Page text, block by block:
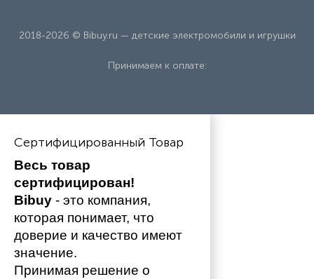
2018-2026 © Bibuy.ru — детские электромобили и игрушки
Принимаем к оплате:
Сертифицированный Товар
Весь товар
сертифицирован!
Bibuy - это компания,
которая понимает, что
доверие и качество имеют
значение.
Принимая решение о